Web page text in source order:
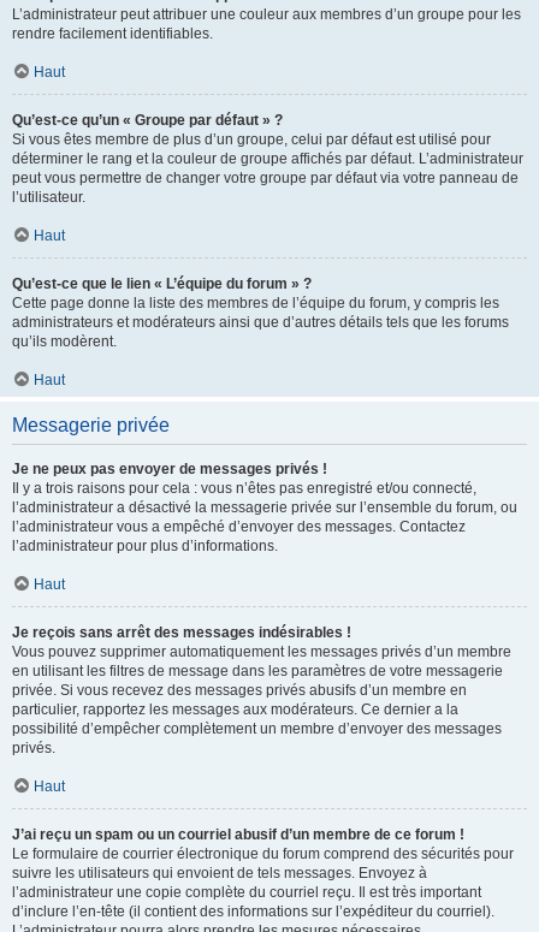
L’administrateur peut attribuer une couleur aux membres d’un groupe pour les
rendre facilement identifiables.
Haut
Qu’est-ce qu’un « Groupe par défaut » ?
Si vous êtes membre de plus d’un groupe, celui par défaut est utilisé pour
déterminer le rang et la couleur de groupe affichés par défaut. L’administrateur
peut vous permettre de changer votre groupe par défaut via votre panneau de
l’utilisateur.
Haut
Qu’est-ce que le lien « L’équipe du forum » ?
Cette page donne la liste des membres de l’équipe du forum, y compris les
administrateurs et modérateurs ainsi que d’autres détails tels que les forums
qu’ils modèrent.
Haut
Messagerie privée
Je ne peux pas envoyer de messages privés !
Il y a trois raisons pour cela : vous n’êtes pas enregistré et/ou connecté,
l’administrateur a désactivé la messagerie privée sur l’ensemble du forum, ou
l’administrateur vous a empêché d’envoyer des messages. Contactez
l’administrateur pour plus d’informations.
Haut
Je reçois sans arrêt des messages indésirables !
Vous pouvez supprimer automatiquement les messages privés d’un membre
en utilisant les filtres de message dans les paramètres de votre messagerie
privée. Si vous recevez des messages privés abusifs d’un membre en
particulier, rapportez les messages aux modérateurs. Ce dernier a la
possibilité d’empêcher complètement un membre d’envoyer des messages
privés.
Haut
J’ai reçu un spam ou un courriel abusif d’un membre de ce forum !
Le formulaire de courrier électronique du forum comprend des sécurités pour
suivre les utilisateurs qui envoient de tels messages. Envoyez à
l’administrateur une copie complète du courriel reçu. Il est très important
d’inclure l’en-tête (il contient des informations sur l’expéditeur du courriel).